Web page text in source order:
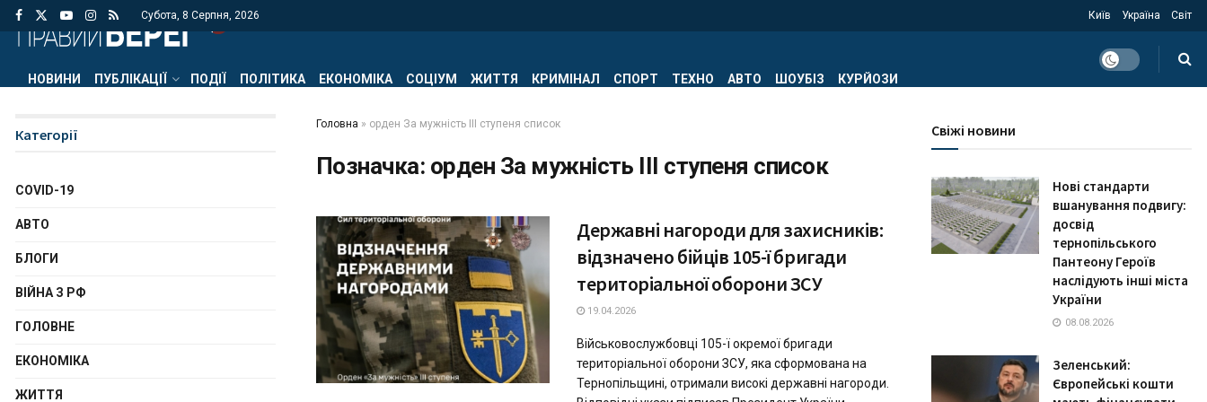
Субота, 8 Серпня, 2026 Київ Україна Світ
НОВИНИ ПУБЛІКАЦІЇ ПОДІЇ ПОЛІТИКА ЕКОНОМІКА СОЦІУМ ЖИТТЯ КРИМІНАЛ СПОРТ ТЕХНО АВТО ШОУБІЗ КУРЙОЗИ
Головна » орден За мужність ІІІ ступеня список
Позначка: орден За мужність ІІІ ступеня список
Державні нагороди для захисників:
відзначено бійців 105-ї бригади
територіальної оборони ЗСУ
19.04.2026
Військовослужбовці 105-ї окремої бригади
територіальної оборони ЗСУ, яка сформована на
Тернопільщині, отримали високі державні нагороди.
Категорії
COVID-19
АВТО
БЛОГИ
ВІЙНА З РФ
ГОЛОВНЕ
ЕКОНОМІКА
ЖИТТЯ
Свіжі новини
Нові стандарти
вшанування подвигу:
досвід
тернопільського
Пантеону Героїв
наслідують інші міста
України
08.08.2026
Зеленський:
Європейські кошти